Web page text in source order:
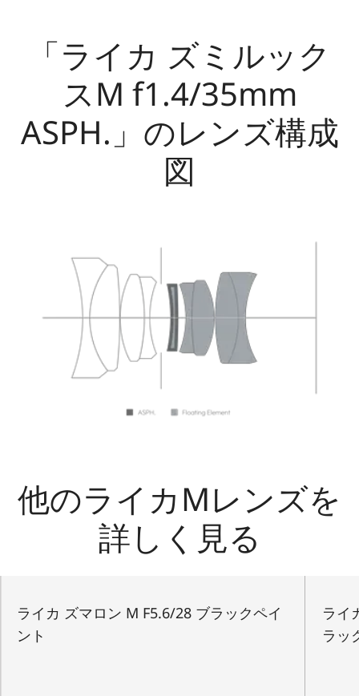
「ライカ ズミルック
スM f1.4/35mm
ASPH.」のレンズ構成
図
他のライカMレンズを
詳しく見る
ライカ ズマロン M F5.6/28 ブラックペイ
ント
ライ
ラッ